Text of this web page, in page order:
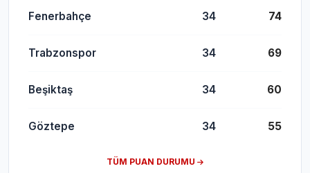
Fenerbahçe 34 74
Trabzonspor 34 69
Beşiktaş 34 60
Göztepe 34 55
TÜM PUAN DURUMU